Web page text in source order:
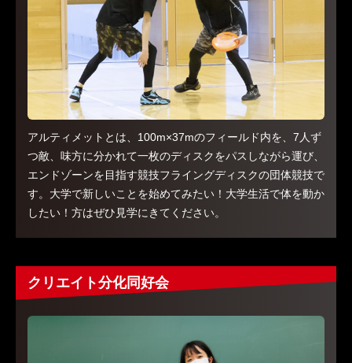
アルティメットとは、100m×37mのフィールド内を、7人ず
つ敵、味方に分かれて一枚のディスクをパスしながら運び、
エンドゾーンを目指す競技フライングディスクの団体競技で
す。大学で新しいことを始めてみたい！大学生活で体を動か
したい！方はぜひ見学にきてください。
クリエイト分化同好会